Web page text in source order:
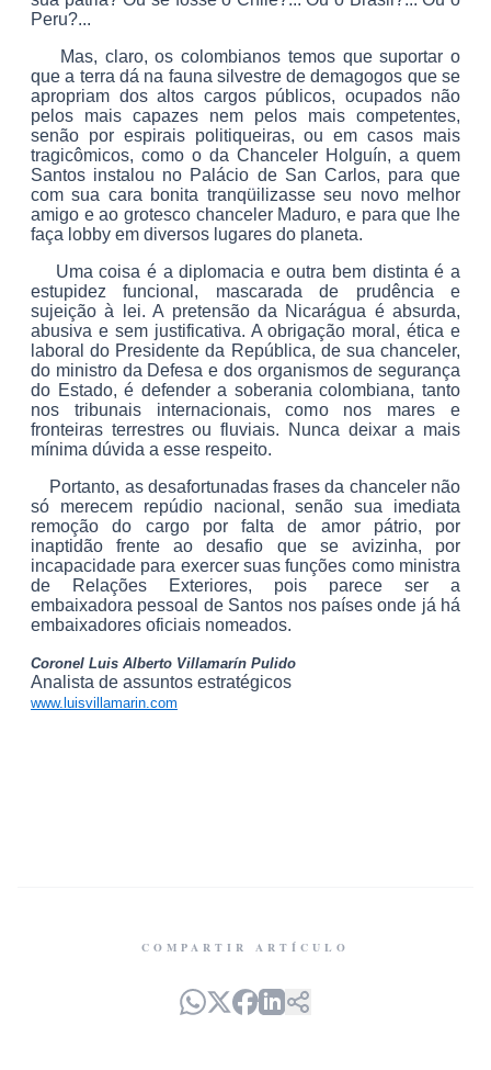
Peru?...
Mas, claro, os colombianos temos que suportar o
que a terra dá na fauna silvestre de demagogos que se
apropriam dos altos cargos públicos, ocupados não
pelos mais capazes nem pelos mais competentes,
senão por espirais politiqueiras, ou em casos mais
tragicômicos, como o da Chanceler Holguín, a quem
Santos instalou no Palácio de San Carlos, para que
com sua cara bonita tranqüilizasse seu novo melhor
amigo e ao grotesco chanceler Maduro, e para que lhe
faça lobby em diversos lugares do planeta.
Uma coisa é a diplomacia e outra bem distinta é a
estupidez funcional, mascarada de prudência e
sujeição à lei. A pretensão da Nicarágua é absurda,
abusiva e sem justificativa. A obrigação moral, ética e
laboral do Presidente da República, de sua chanceler,
do ministro da Defesa e dos organismos de segurança
do Estado, é defender a soberania colombiana, tanto
nos tribunais internacionais, como nos mares e
fronteiras terrestres ou fluviais. Nunca deixar a mais
mínima dúvida a esse respeito.
Portanto, as desafortunadas frases da chanceler não
só merecem repúdio nacional, senão sua imediata
remoção do cargo por falta de amor pátrio, por
inaptidão frente ao desafio que se avizinha, por
incapacidade para exercer suas funções como ministra
de Relações Exteriores, pois parece ser a
embaixadora pessoal de Santos nos países onde já há
embaixadores oficiais nomeados.
Coronel Luis Alberto Villamarín Pulido
Analista de assuntos estratégicos
www.luisvillamarin.com
COMPARTIR ARTÍCULO